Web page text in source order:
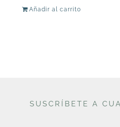
Añadir al carrito
SUSCRÍBETE A